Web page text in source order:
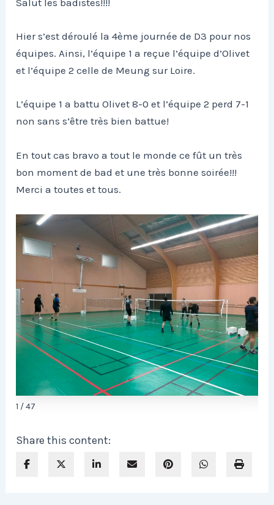
Salut les badistes!!!!
Hier s’est déroulé la 4ème journée de D3 pour nos
équipes. Ainsi, l’équipe 1 a reçue l’équipe d’Olivet
et l’équipe 2 celle de Meung sur Loire.
L’équipe 1 a battu Olivet 8-0 et l’équipe 2 perd 7-1
non sans s’être très bien battue!
En tout cas bravo a tout le monde ce fût un très
bon moment de bad et une très bonne soirée!!!
Merci a toutes et tous.
1 / 47
Share this content: